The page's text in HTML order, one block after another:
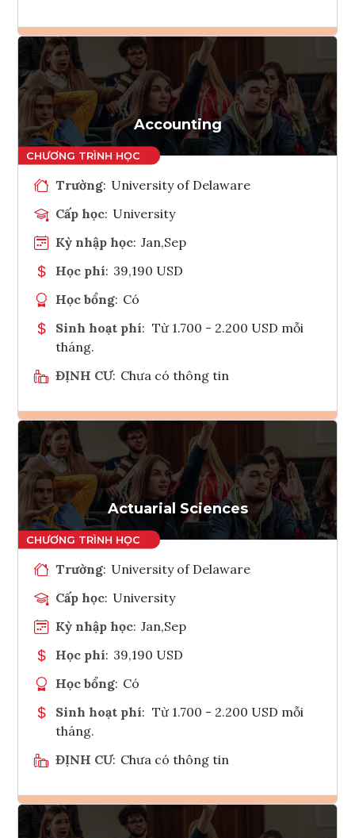
Ghi danh
Tham vấn Interlink
Accounting
Trường: University of Delaware
Cấp học: University
Kỳ nhập học: Jan,Sep
Học phí: 39,190 USD
Học bổng: Có
Sinh hoạt phí: Từ 1.700 - 2.200 USD mỗi
tháng.
ĐỊNH CƯ: Chưa có thông tin
Ghi danh
Tham vấn Interlink
Actuarial Sciences
Trường: University of Delaware
Cấp học: University
Kỳ nhập học: Jan,Sep
Học phí: 39,190 USD
Học bổng: Có
Sinh hoạt phí: Từ 1.700 - 2.200 USD mỗi
tháng.
ĐỊNH CƯ: Chưa có thông tin
Ghi danh